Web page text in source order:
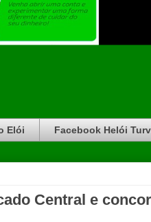
Elói Facebook Helói
Central e